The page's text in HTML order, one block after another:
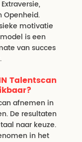
Openheid.
motivatie
is een
van succes
Talentscan
afnemen in
De resultaten
naar keuze.
in het